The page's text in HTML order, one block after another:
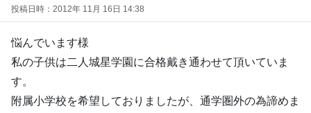
投稿日時：2012年 11月 16日 14:38
悩んでいます様
私の子供は二人城星学園に合格戴き通わせて頂いていま
す。
附属小学校を希望しておりましたが、通学圏外の為諦めま